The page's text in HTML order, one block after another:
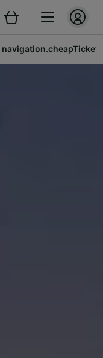
navigation.cheapTickets